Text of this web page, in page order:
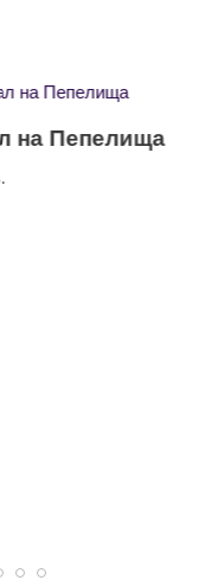
на Пепелища